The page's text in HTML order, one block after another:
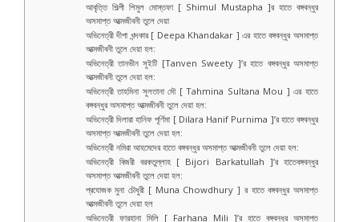
আবৃত্তি শিল্পী শিমুল মোস্তফা [ Shimul Mustapha ]র হাতে বঙ্গবন্ধুর
অসমাপ্ত আত্মজীবনী তুলে দেয়া
অভিনেত্রী দীপা খন্দকার [ Deepa Khandakar ] এর হাতে বঙ্গবন্ধুর অসমাপ্ত
আত্মজীবনী তুলে দেয়া হল:
অভিনেত্রী তানভীন সুইটি [Tanven Sweety ]’র হাতে বঙ্গবন্ধুর অসমাপ্ত
আত্মজীবনী তুলে দেয়া হল:
অভিনেত্রী তাহমিনা সুলতানা মৌ [ Tahmina Sultana Mou ] এর হাতে
বঙ্গবন্ধুর অসমাপ্ত আত্মজীবনী তুলে দেয়া হল:
অভিনেত্রী দিলারা হানিফ পূর্ণিমা [ Dilara Hanif Purnima ]’র হাতে বঙ্গবন্ধুর
অসমাপ্ত আত্মজীবনী তুলে দেয়া হল:
অভিনেত্রী নমিরা আহমেদের হাতে বঙ্গবন্ধুর অসমাপ্ত আত্মজীবনী তুলে দেয়া হল:
অভিনেত্রী বিজরী বরকতুল্লাহ [ Bijori Barkatullah ]’র হাতেবঙ্গবন্ধুর
অসমাপ্ত আত্মজীবনী তুলে দেয়া হল:
প্রযোজক মুনা চৌধুরী [ Muna Chowdhury ] র হাতে বঙ্গবন্ধুর অসমাপ্ত
আত্মজীবনী তুলে দেয়া হল
অভিনেত্রী ফারহানা মিলি [ Farhana Mili ]’র হাতে বঙ্গবন্ধুর অসমাপ্ত